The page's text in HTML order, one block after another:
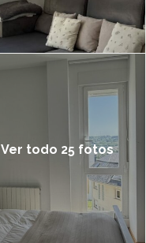
Ver todo 25 fotos